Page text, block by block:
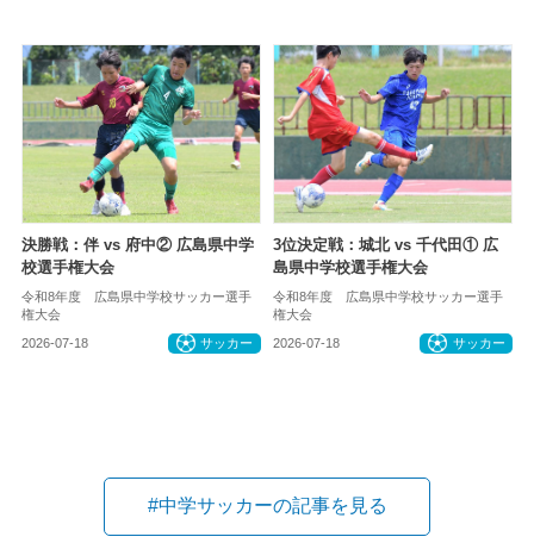
決勝戦：伴 vs 府中② 広島県中学
校選手権大会
令和8年度 広島県中学校サッカー選手
権大会
2026-07-18 サッカー
3位決定戦：城北 vs 千代田① 広
島県中学校選手権大会
令和8年度 広島県中学校サッカー選手
権大会
2026-07-18 サッカー
#中学サッカーの記事を見る